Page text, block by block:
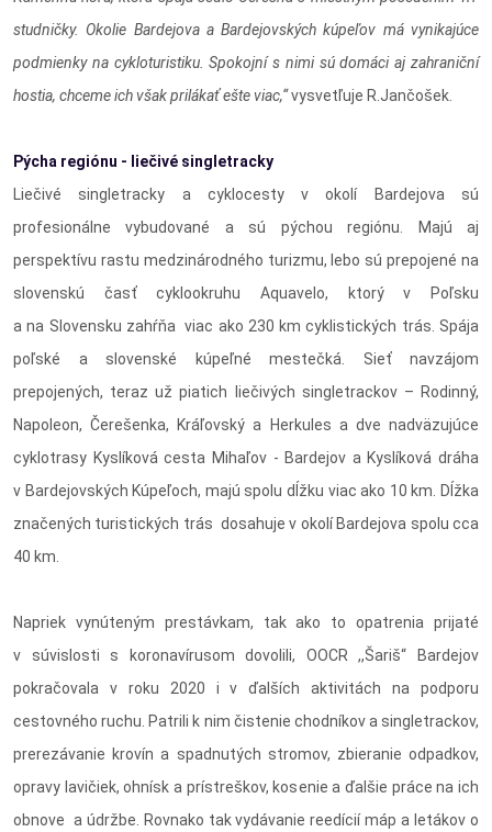
studničky. Okolie Bardejova a Bardejovských kúpeľov má vynikajúce
podmienky na cykloturistiku. Spokojní s nimi sú domáci aj zahraniční
hostia, chceme ich však prilákať ešte viac,“vysvetľuje R.Jančošek.
Pýcha regiónu - liečivé singletracky
Liečivé singletracky a cyklocesty v okolí Bardejova sú
profesionálne vybudované a sú pýchou regiónu. Majú aj
perspektívu rastu medzinárodného turizmu, lebo sú prepojené na
slovenskú časť cyklookruhu Aquavelo, ktorý v Poľsku
a na Slovensku zahŕňa viac ako 230 km cyklistických trás. Spája
poľské a slovenské kúpeľné mestečká. Sieť navzájom
prepojených, teraz už piatich liečivých singletrackov – Rodinný,
Napoleon, Čerešenka, Kráľovský a Herkules a dve nadväzujúce
cyklotrasy Kyslíková cesta Mihaľov - Bardejov a Kyslíková dráha
v Bardejovských Kúpeľoch, majú spolu dĺžku viac ako 10 km. Dĺžka
značených turistických trás dosahuje v okolí Bardejova spolu cca
40 km.
Napriek vynúteným prestávkam, tak ako to opatrenia prijaté
v súvislosti s koronavírusom dovolili, OOCR ,,Šariš“ Bardejov
pokračovala v roku 2020 i v ďalších aktivitách na podporu
cestovného ruchu. Patrili k nim čistenie chodníkov a singletrackov,
prerezávanie krovín a spadnutých stromov, zbieranie odpadkov,
opravy lavičiek, ohnísk a prístreškov, kosenie a ďalšie práce na ich
obnove a údržbe. Rovnako tak vydávanie reedícií máp a letákov o